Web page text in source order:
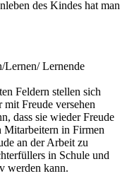
des Kindes hat man
Lernen/ Lernende
Feldern stellen sich
Freude versehen
dass sie wieder Freude
Mitarbeitern in Firmen
an der Arbeit zu
in Schule und
werden kann.